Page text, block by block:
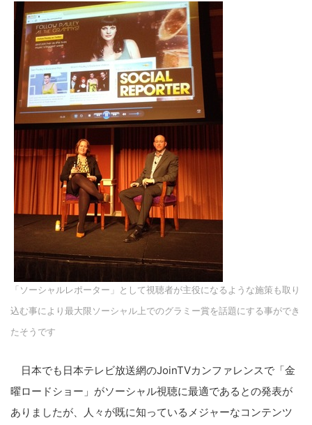
「ソーシャルレポーター」として視聴者が主役になるような施策も取り
込む事により最大限ソーシャル上でのグラミー賞を話題にする事ができ
たそうです
日本でも日本テレビ放送網のJoinTVカンファレンスで「金
曜ロードショー」がソーシャル視聴に最適であるとの発表が
ありましたが、人々が既に知っているメジャーなコンテンツ